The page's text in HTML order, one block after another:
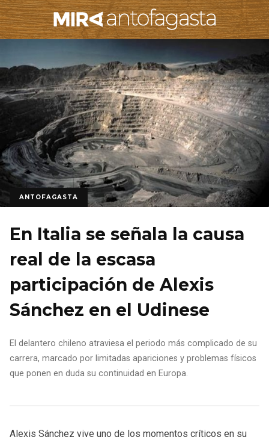
ANTOFAGASTA
En Italia se señala la causa
real de la escasa
participación de Alexis
Sánchez en el Udinese
El delantero chileno atraviesa el periodo más complicado de su
carrera, marcado por limitadas apariciones y problemas físicos
que ponen en duda su continuidad en Europa.
Alexis Sánchez vive uno de los momentos críticos en su